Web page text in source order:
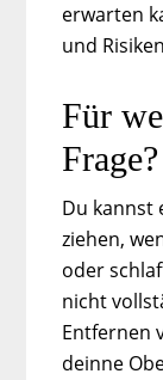
erwarten
und
Für
Frage?
Du kannst
ziehen,
oder
nicht
Entfernen
deinne